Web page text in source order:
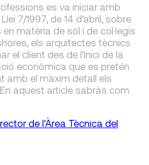
es va iniciar amb
7/1997, de 14 d’abril, sobre
matèria de sòl i de col·legis
els arquitectes tècnics
el client des de l’inici de la
econòmica que es pretén
amb el màxim detall els
aquest article sabràs com
de l'Àrea Tècnica del